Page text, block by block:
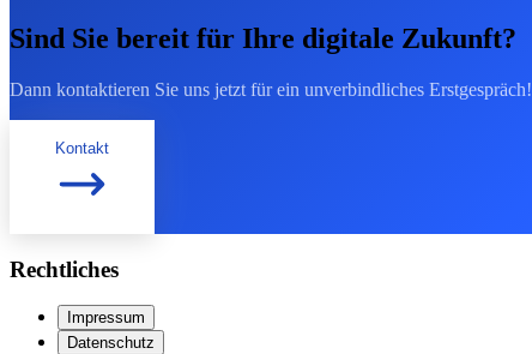
Sind Sie bereit für Ihre digitale Zukunft?
Dann kontaktieren Sie uns jetzt für ein unverbindliches Erstgespräch!
Kontakt
Rechtliches
Impressum
Datenschutz